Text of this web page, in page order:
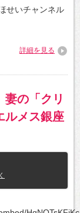
せいチャンネル
詳細を見る
妻の「クリ
ルメス銀座